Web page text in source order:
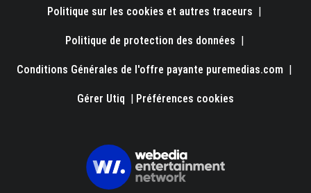
Politique sur les cookies et autres traceurs
Politique de protection des données
Conditions Générales de l'offre payante puremedias.com
Gérer Utiq Préférences cookies